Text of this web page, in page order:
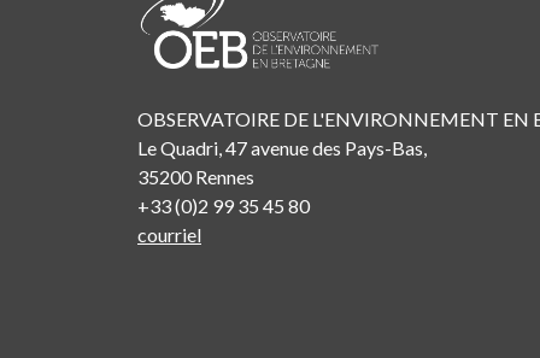
OBSERVATOIRE DE L'ENVIRONNEMENT EN
Le Quadri, 47 avenue des Pays-Bas,
35200 Rennes
+33 (0)2 99 35 45 80
courriel